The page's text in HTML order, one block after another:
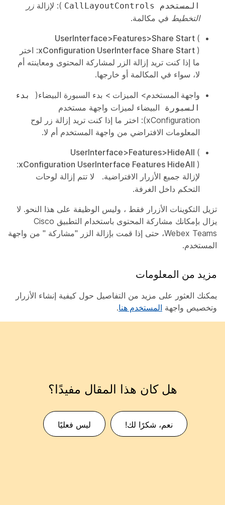
المستخدم CallLayoutControls
): لإزالة زر
التخطيط في مكالمة.
UserInterface>Features>Share Start (
xConfiguration UserInterface Share Start): اختر
ما إذا كنت تريد إزالة الزر لمشاركة المحتوى ومعاينته أم
لا، سواء في المكالمة أو خارجها.
واجهة المستخدم> الميزات > بدء السبورة البيضاء(
بدء
السبورة
البيضاء لميزات واجهة مستخدم
xConfiguration): اختر ما إذا كنت تريد إزالة زر لوح
المعلومات الافتراضي من واجهة المستخدم أم لا.
UserInterface>Features>HideAll (
xConfiguration UserInterface Features HideAll
):
لإزالة جميع الأزرار الافتراضية.
لا تتم إزالة لوحات
التحكم داخل الغرفة.
تزيل التكوينات الأزرار فقط ، وليس الوظيفة على هذا النحو. لا
يزال بإمكانك مشاركة المحتوى باستخدام التطبيق Cisco
Webex Teams، حتى إذا قمت بإزالة الزر "مشاركة
" من واجهة
المستخدم.
مزيد من المعلومات
يمكنك العثور على مزيد من التفاصيل حول كيفية إنشاء الأزرار
وتخصيص واجهة المستخدم هنا.
هل كان هذا المقال مفيدًا؟
نعم، شكرًا لك! ليس فعليًا